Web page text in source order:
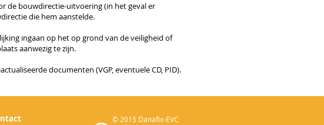
de bouwdirectie-uitvoering (in het geval er
die hem aanstelde.
ingaan op het op grond van de veiligheid of
aanwezig te zijn.
documenten (VGP, eventuele CD, PID).
© 2015 Danafix-EVC